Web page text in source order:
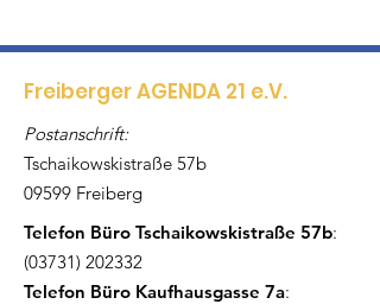
Freiberger AGENDA 21 e.V.
Postanschrift:
Tschaikowskistraße 57b
09599 Freiberg
Telefon Büro Tschaikowskistraße 57b:
(03731) 202332
Telefon Büro Kaufhausgasse 7a: